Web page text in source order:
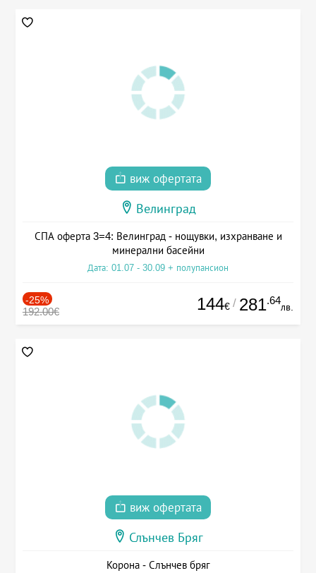
виж офертата
Велинград
СПА оферта 3=4: Велинград - нощувки, изхранване и
минерални басейни
Дата: 01.07 - 30.09 + полупансион
-25%
192.00€ 144€ / 281.64
лв.
виж офертата
Слънчев Бряг
Корона - Слънчев бряг